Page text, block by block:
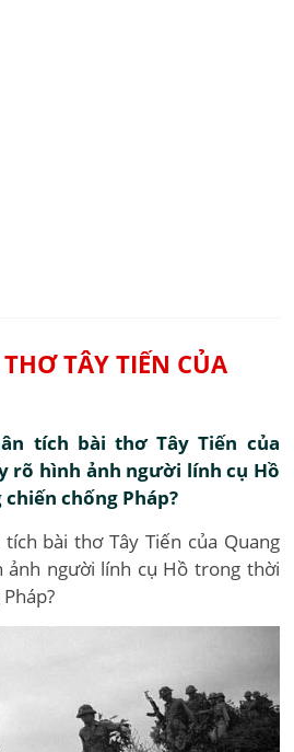
TÂY TIẾN CỦA
tích bài thơ Tây Tiến của
rõ hình ảnh người lính cụ Hồ
chống Pháp?
bài thơ Tây Tiến của Quang
ảnh người lính cụ Hồ trong thời